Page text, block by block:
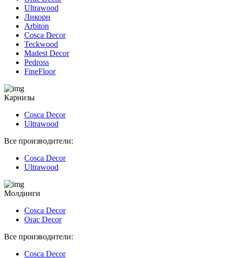
Ultrawood
Ликорн
Arbiton
Cosca Decor
Teckwood
Madest Decor
Pedross
FineFloor
Карнизы
Cosca Decor
Ultrawood
Все производители:
Cosca Decor
Ultrawood
Молдинги
Cosca Decor
Orac Decor
Все производители:
Cosca Decor